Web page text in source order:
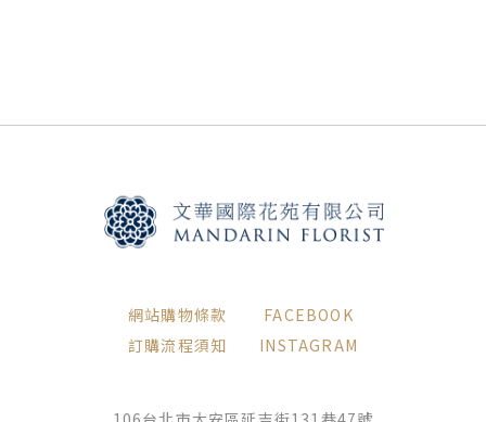
網站購物條款
訂購流程須知
FACEBOOK
INSTAGRAM